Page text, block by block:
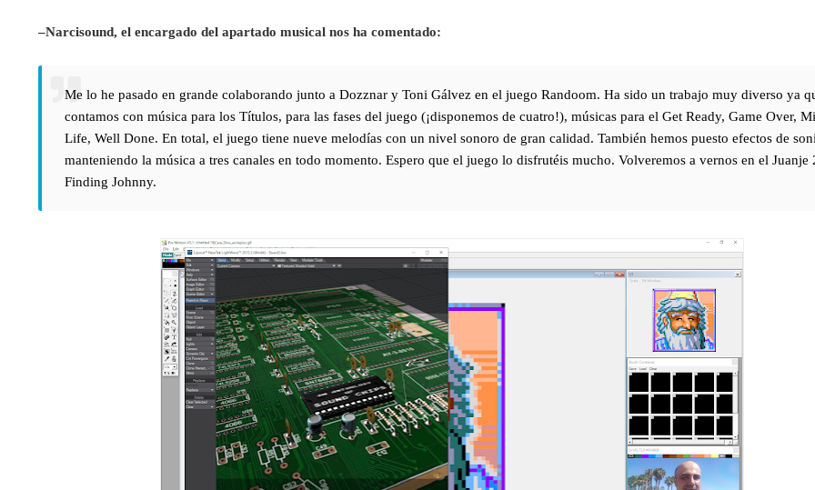
–Narcisound, el encargado del apartado musical nos ha comentado:
Me lo he pasado en grande colaborando junto a Dozznar y Toni Gálvez en el juego Randoom. Ha sido un trabajo muy diverso ya
contamos con música para los Títulos, para las fases del juego (¡disponemos de cuatro!), músicas para el Get Ready, Game Over,
Life, Well Done. En total, el juego tiene nueve melodías con un nivel sonoro de gran calidad. También hemos puesto efectos de
manteniendo la música a tres canales en todo momento. Espero que el juego lo disfrutéis mucho. Volveremos a vernos en el Juanje
Finding Johnny.